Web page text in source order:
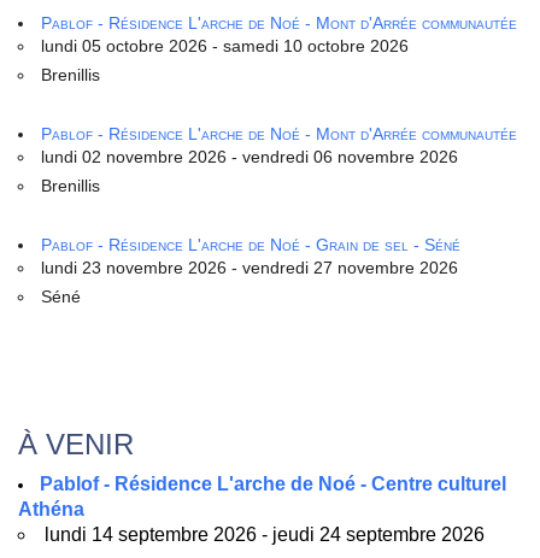
Pablof - Résidence L'arche de Noé - Mont d'Arrée communautée
lundi 05 octobre 2026 - samedi 10 octobre 2026
Brenillis
Pablof - Résidence L'arche de Noé - Mont d'Arrée communautée
lundi 02 novembre 2026 - vendredi 06 novembre 2026
Brenillis
Pablof - Résidence L'arche de Noé - Grain de sel - Séné
lundi 23 novembre 2026 - vendredi 27 novembre 2026
Séné
À VENIR
Pablof - Résidence L'arche de Noé - Centre culturel
Athéna
lundi 14 septembre 2026 - jeudi 24 septembre 2026